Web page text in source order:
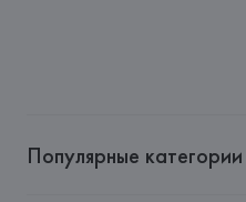
Популярные категории